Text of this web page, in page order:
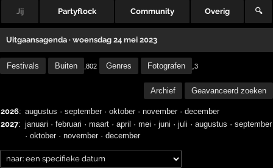
Jij Partyflock Community Overig 🔍
Uitgaansagenda · woensdag 24 mei 2023
Festivals Buiten ,802 Genres Fotografen ,3
Archief Geavanceerd zoeken
2026: augustus · september· oktober· november· december
2027: januari · februari · maart · april · mei · juni · juli · augustus · september
· oktober· november· december